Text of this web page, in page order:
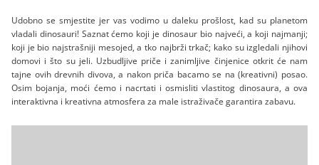
Udobno se smjestite jer vas vodimo u daleku prošlost, kad su planetom
vladali dinosauri! Saznat ćemo koji je dinosaur bio najveći, a koji najmanji;
koji je bio najstrašniji mesojed, a tko najbrži trkač; kako su izgledali njihovi
domovi i što su jeli. Uzbudljive priče i zanimljive činjenice otkrit će nam
tajne ovih drevnih divova, a nakon priča bacamo se na (kreativni) posao.
Osim bojanja, moći ćemo i nacrtati i osmisliti vlastitog dinosaura, a ova
interaktivna i kreativna atmosfera za male istraživače garantira zabavu.